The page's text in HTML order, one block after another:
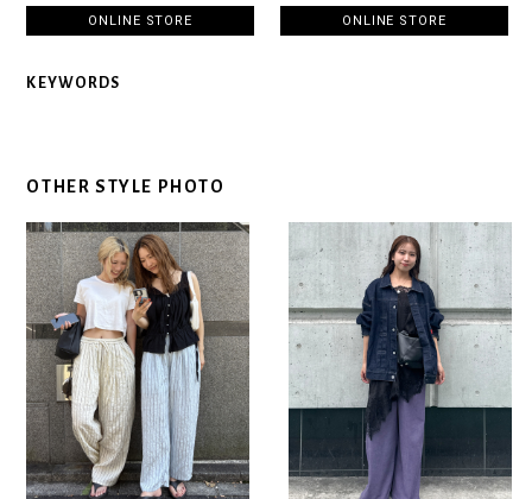
ONLINE STORE ONLINE STORE
KEYWORDS
OTHER STYLE PHOTO